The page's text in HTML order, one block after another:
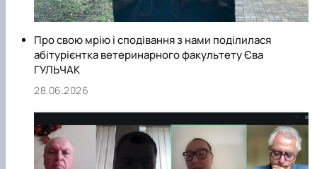
Про свою мрію і сподівання з нами поділилася
абітурієнтка ветеринарного факультету Єва
ГУЛЬЧАК
28.06.2026